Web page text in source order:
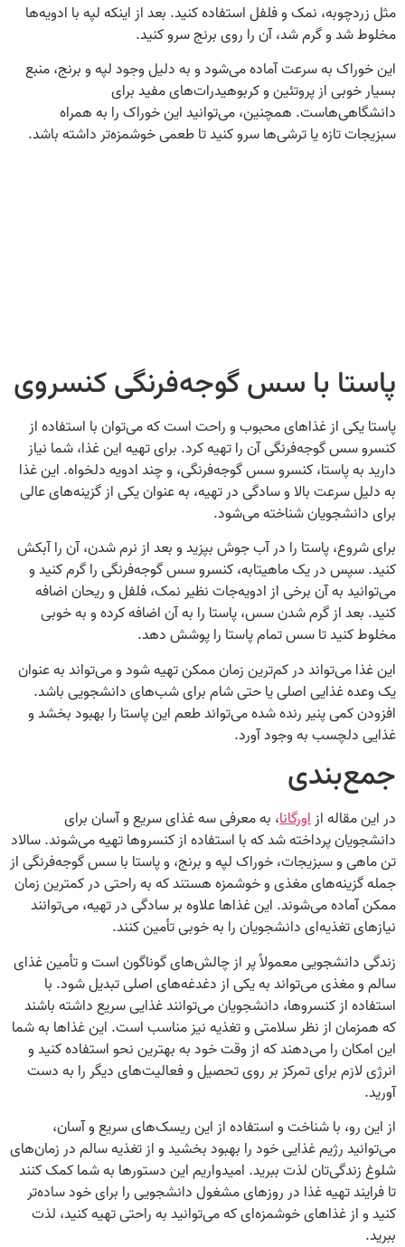
مثل زردچوبه، نمک و فلفل استفاده کنید. بعد از اینکه لپه با ادویه‌ها
مخلوط شد و گرم شد، آن را روی برنج سرو کنید.
این خوراک به سرعت آماده می‌شود و به دلیل وجود لپه و برنج، منبع
بسیار خوبی از پروتئین و کربوهیدرات‌های مفید برای
دانشگاهی‌هاست. همچنین، می‌توانید این خوراک را به همراه
سبزیجات تازه یا ترشی‌ها سرو کنید تا طعمی خوشمزه‌تر داشته باشد.
پاستا با سس گوجه‌فرنگی کنسروی
پاستا یکی از غذاهای محبوب و راحت است که می‌توان با استفاده از
کنسرو سس گوجه‌فرنگی آن را تهیه کرد. برای تهیه این غذا، شما نیاز
دارید به پاستا، کنسرو سس گوجه‌فرنگی، و چند ادویه دلخواه. این غذا
به دلیل سرعت بالا و سادگی در تهیه، به عنوان یکی از گزینه‌های عالی
برای دانشجویان شناخته می‌شود.
برای شروع، پاستا را در آب جوش بپزید و بعد از نرم شدن، آن را آبکش
کنید. سپس در یک ماهیتابه، کنسرو سس گوجه‌فرنگی را گرم کنید و
می‌توانید به آن برخی از ادویه‌جات نظیر نمک، فلفل و ریحان اضافه
کنید. بعد از گرم شدن سس، پاستا را به آن اضافه کرده و به خوبی
مخلوط کنید تا سس تمام پاستا را پوشش دهد.
این غذا می‌تواند در کم‌ترین زمان ممکن تهیه شود و می‌تواند به عنوان
یک وعده غذایی اصلی یا حتی شام برای شب‌های دانشجویی باشد.
افزودن کمی پنیر رنده شده می‌تواند طعم این پاستا را بهبود بخشد و
غذایی دلچسب به وجود آورد.
جمع‌بندی
در این مقاله ازاورگانا، به معرفی سه غذای سریع و آسان برای
دانشجویان پرداخته شد که با استفاده از کنسروها تهیه می‌شوند. سالاد
تن ماهی و سبزیجات، خوراک لپه و برنج، و پاستا با سس گوجه‌فرنگی از
جمله گزینه‌های مغذی و خوشمزه‌ هستند که به راحتی در کمترین زمان
ممکن آماده می‌شوند. این غذاها علاوه بر سادگی در تهیه، می‌توانند
نیازهای تغذیه‌ای دانشجویان را به خوبی تأمین کنند.
زندگی دانشجویی معمولاً پر از چالش‌های گوناگون است و تأمین غذای
سالم و مغذی می‌تواند به یکی از دغدغه‌های اصلی تبدیل شود. با
استفاده از کنسروها، دانشجویان می‌توانند غذایی سریع داشته باشند
که همزمان از نظر سلامتی و تغذیه نیز مناسب است. این غذاها به شما
این امکان را می‌دهند که از وقت خود به بهترین نحو استفاده کنید و
انرژی لازم برای تمرکز بر روی تحصیل و فعالیت‌های دیگر را به دست
آورید.
از این رو، با شناخت و استفاده از این ریسک‌های سریع و آسان،
می‌توانید رژیم غذایی خود را بهبود بخشید و از تغذیه سالم در زمان‌های
شلوغ زندگی‌تان لذت ببرید. امیدواریم این دستورها به شما کمک کنند
تا فرایند تهیه غذا در روزهای مشغول دانشجویی را برای خود ساده‌تر
کنید و از غذاهای خوشمزه‌ای که می‌توانید به راحتی تهیه کنید، لذت
ببرید.